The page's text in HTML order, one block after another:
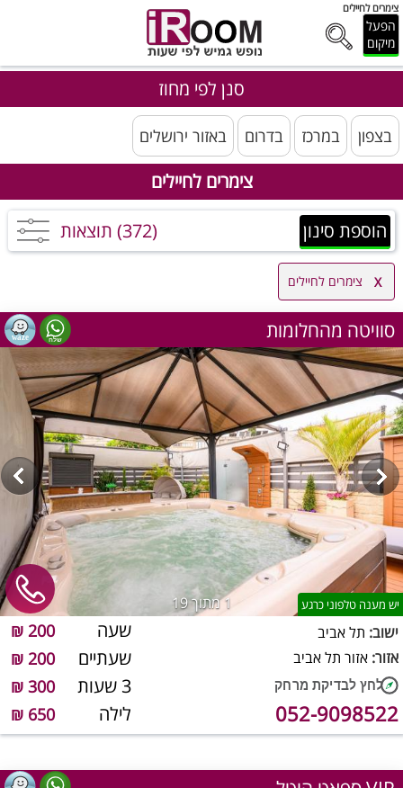
צימרים לחיילים
הפעל
מיקום
סנן לפי מחוז
בצפון במרכז בדרום באזור ירושלים
צימרים לחיילים
הוספת סינון (372) תוצאות
צימרים לחיילים
סוויטה מהחלומות
1מתוך 19 יש מענה טלפוני כרגע
שעה 200 ₪
שעתיים 200 ₪
3 שעות 300 ₪
לילה 650 ₪
ישוב: תל אביב
אזור: אזור תל אביב
052-9098522